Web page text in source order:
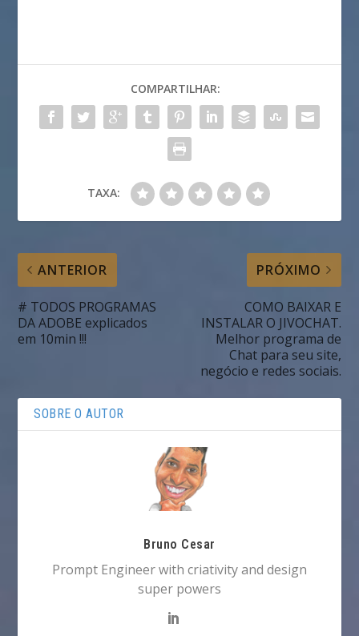
COMPARTILHAR:
TAXA:
ANTERIOR
# TODOS PROGRAMAS
DA ADOBE explicados
em 10min !!!
PRÓXIMO
COMO BAIXAR E
INSTALAR O JIVOCHAT.
Melhor programa de
Chat para seu site,
negócio e redes sociais.
SOBRE O AUTOR
Bruno Cesar
Prompt Engineer with criativity and design
super powers